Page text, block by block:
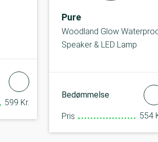
599 Kr.
Pure
Woodland Glow
Speaker & LED Lamp
Bedømmelse
Pris 554